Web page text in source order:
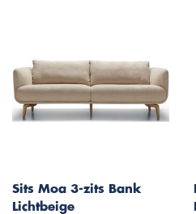
Sits Moa 3-zits Bank
Lichtbeige